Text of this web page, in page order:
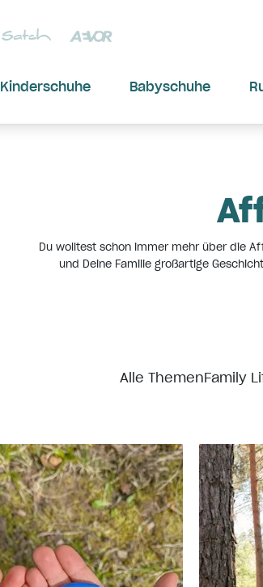
Kinderschuhe Babyschuhe
Du wolltest schon immer mehr über die
und Deine Familie großartige
Alle ThemenFamily